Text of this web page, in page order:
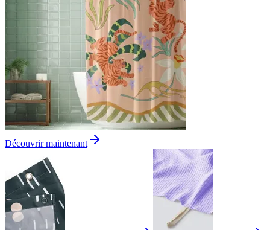
Découvrir maintenant